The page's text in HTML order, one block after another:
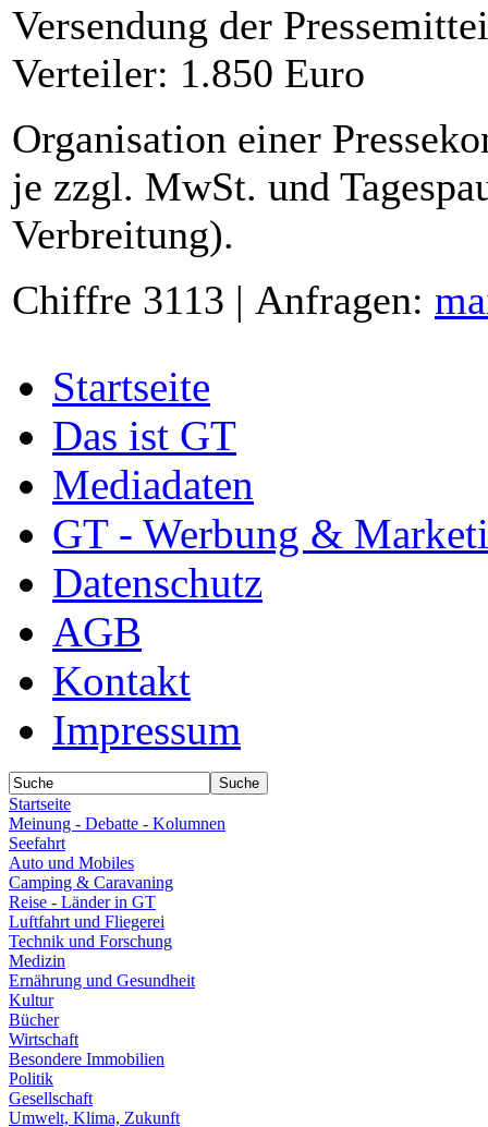
Versendung der
Verteiler: 1.850 Euro
Organisation einer
je zzgl. MwSt. und
Verbreitung).
Chiffre 3113 | Anfragen:
Startseite
Das ist GT
Mediadaten
GT - Werbung &
Datenschutz
AGB
Kontakt
Impressum
Startseite
Meinung - Debatte - Kolumnen
Seefahrt
Auto und Mobiles
Camping & Caravaning
Reise - Länder in GT
Luftfahrt und Fliegerei
Technik und Forschung
Medizin
Ernährung und Gesundheit
Kultur
Bücher
Wirtschaft
Besondere Immobilien
Politik
Gesellschaft
Umwelt, Klima, Zukunft